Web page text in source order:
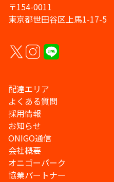
〒154-0011
東京都世田谷区上馬1-17-5
配達エリア
よくある質問
採用情報
お知らせ
ONIGO通信
会社概要
オニゴーパーク
協業パートナー